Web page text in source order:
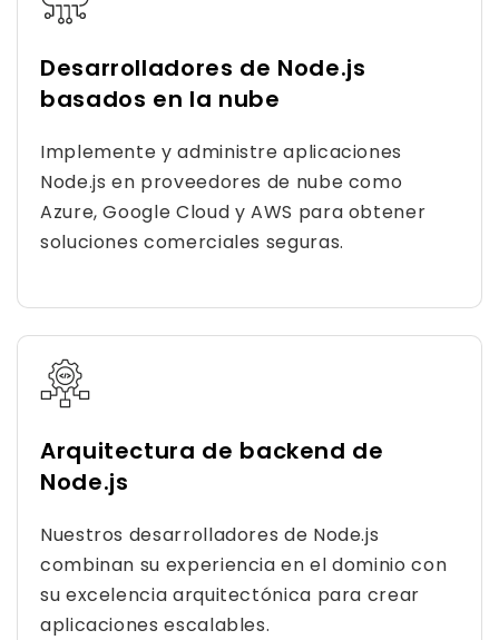
Desarrolladores de Node.js
basados ​​en la nube
Implemente y administre aplicaciones
Node.js en proveedores de nube como
Azure, Google Cloud y AWS para obtener
soluciones comerciales seguras.
Arquitectura de backend de
Node.js
Nuestros desarrolladores de Node.js
combinan su experiencia en el dominio con
su excelencia arquitectónica para crear
aplicaciones escalables.